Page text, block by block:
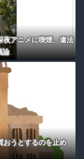
夜アニメに喫煙、違法
論
おうとするのを止め